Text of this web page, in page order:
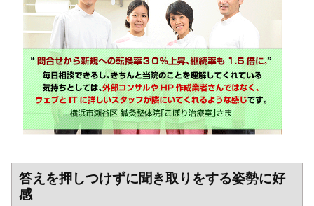
答えを押しつけずに聞き取りをする姿勢に好
感